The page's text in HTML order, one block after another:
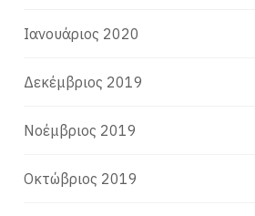
Ιανουάριος 2020
Δεκέμβριος 2019
Νοέμβριος 2019
Οκτώβριος 2019